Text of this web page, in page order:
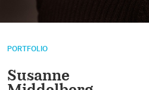
PORTFOLIO
Susanne